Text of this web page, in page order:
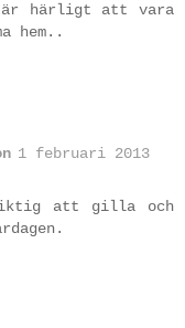
är härligt att vara
hem..
1 februari 2013
att gilla och